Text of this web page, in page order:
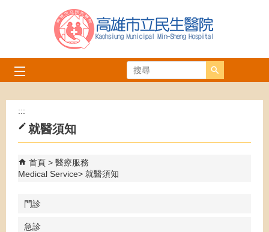
跳到主要內容區塊
搜尋
:::
就醫須知
首頁
醫療服務
Medical Service
就醫須知
門診
急診